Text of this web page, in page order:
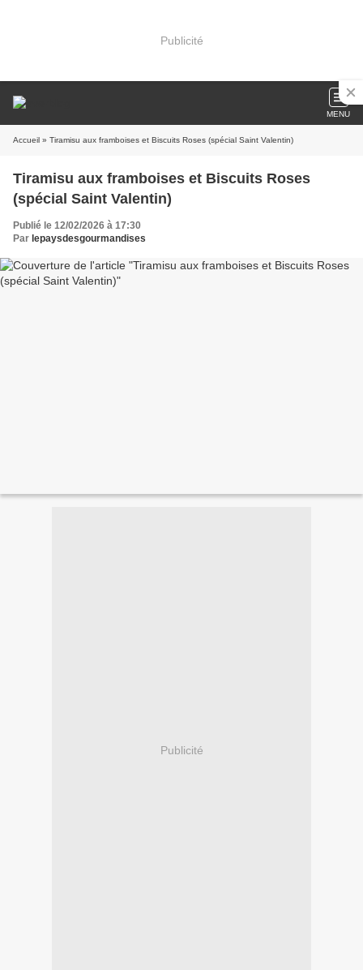
Publicité
MENU
Accueil » Tiramisu aux framboises et Biscuits Roses (spécial Saint Valentin)
Tiramisu aux framboises et Biscuits Roses
(spécial Saint Valentin)
Publié le 12/02/2026 à 17:30
Par lepaysdesgourmandises
Publicité